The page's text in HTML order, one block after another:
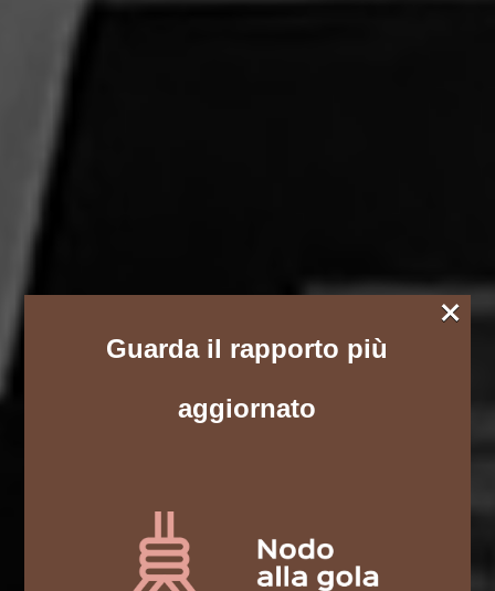
Guarda il rapporto più
aggiornato
×